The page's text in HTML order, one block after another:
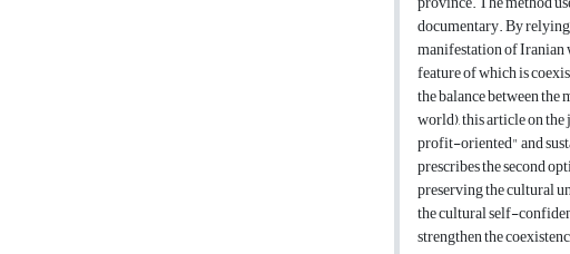
documentary. By
manifestation of Iranian
feature of which is
the balance between
world), this article on
profit-oriented" and
prescribes the second
preserving the cultural
the cultural self-
strengthen the